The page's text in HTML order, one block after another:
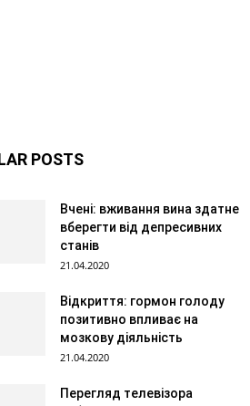
POSTS
Вчені: вживання вина здатне
вберегти від депресивних
станів
21.04.2020
Відкриття: гормон голоду
позитивно впливає на
мозкову діяльність
21.04.2020
Перегляд телевізора